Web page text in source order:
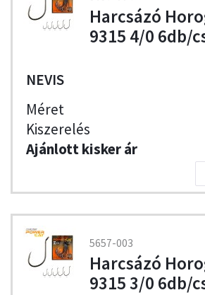
Harcsázó
9315 4/0 6db/
NEVIS
5657-003
Harcsázó
9315 3/0 6db/